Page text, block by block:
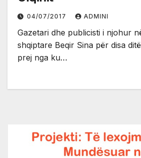
04/07/2017 ADMINI
Gazetari dhe publicisti i njohur
shqiptare Beqir Sina për disa
prej nga ku…